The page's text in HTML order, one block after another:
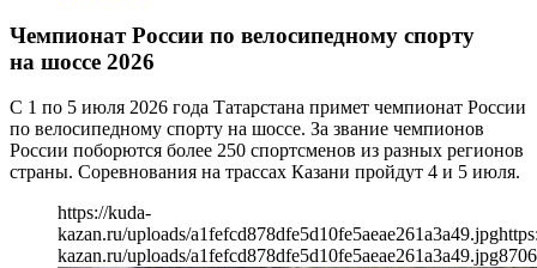
Чемпионат России по велосипедному спорту
на шоссе 2026
С 1 по 5 июля 2026 года Татарстана примет чемпионат России
по велосипедному спорту на шоссе. За звание чемпионов
России поборются более 250 спортсменов из разных регионов
страны. Соревнования на трассах Казани пройдут 4 и 5 июля.
https://kuda-
kazan.ru/uploads/a1fefcd878dfe5d10fe5aeae261a3a49.jpg
kazan.ru/uploads/a1fefcd878dfe5d10fe5aeae261a3a49.jpg870